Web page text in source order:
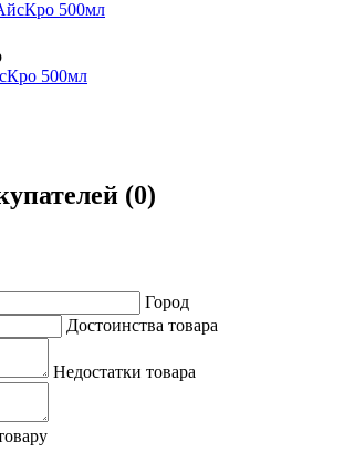
500мл
(0)
Город
Достоинства товара
Недостатки товара